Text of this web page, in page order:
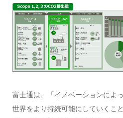
富士通は、「イノベーションによ
世界をより持続可能にしていくこ